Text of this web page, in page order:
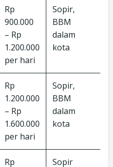
Rp
900.000
– Rp
1.200.000
per hari
Sopir,
BBM
dalam
kota
Rp
1.200.000
– Rp
1.600.000
per hari
Sopir,
BBM
dalam
kota
Rp
Sopir